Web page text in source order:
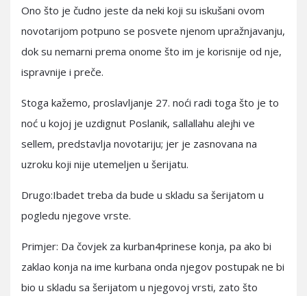
Ono što je čudno jeste da neki koji su iskušani ovom
novotarijom potpuno se posvete njenom upražnjavanju,
dok su nemarni prema onome što im je korisnije od nje,
ispravnije i preče.
Stoga kažemo, proslavljanje 27. noći radi toga što je to
noć u kojoj je uzdignut Poslanik, sallallahu alejhi ve
sellem, predstavlja novotariju; jer je zasnovana na
uzroku koji nije utemeljen u šerijatu.
Drugo:Ibadet treba da bude u skladu sa šerijatom u
pogledu njegove vrste.
Primjer: Da čovjek za kurban4prinese konja, pa ako bi
zaklao konja na ime kurbana onda njegov postupak ne bi
bio u skladu sa šerijatom u njegovoj vrsti, zato što